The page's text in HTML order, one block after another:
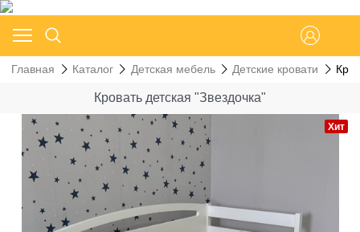
Главная Каталог Детская мебель Детские кровати
Кровать детская "Звездочка"
Хит